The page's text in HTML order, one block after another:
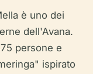
è uno dei
dell'Avana.
persone e
ispirato